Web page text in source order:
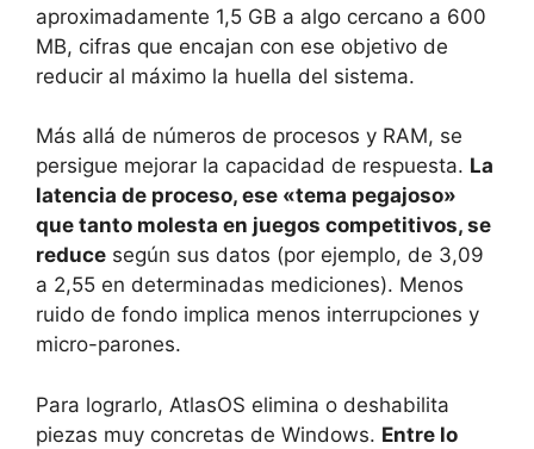
aproximadamente 1,5 GB a algo cercano a 600
MB, cifras que encajan con ese objetivo de
reducir al máximo la huella del sistema.
Más allá de números de procesos y RAM, se
persigue mejorar la capacidad de respuesta. La
latencia de proceso, ese «tema pegajoso»
que tanto molesta en juegos competitivos, se
reduce según sus datos (por ejemplo, de 3,09
a 2,55 en determinadas mediciones). Menos
ruido de fondo implica menos interrupciones y
micro-parones.
Para lograrlo, AtlasOS elimina o deshabilita
piezas muy concretas de Windows. Entre lo